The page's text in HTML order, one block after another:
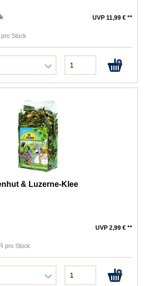
UVP 11,99 € **
pro Stück
& Luzerne-Klee
UVP 2,99 € **
pro Stück